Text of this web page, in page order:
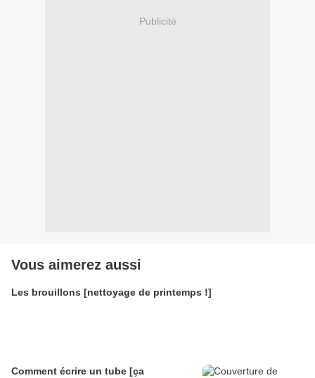
Publicité
Vous aimerez aussi
Les brouillons [nettoyage de printemps !]
Comment écrire un tube [ça